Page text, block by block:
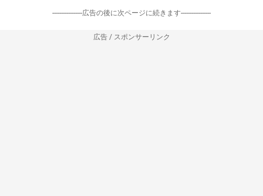
-----------------広告の後に次ページに続きます-----------------
広告 / スポンサーリンク